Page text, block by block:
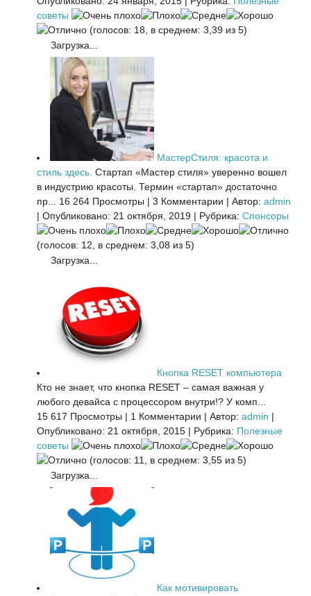
советы
(голосов: 18, в среднем: 3,39 из 5)
Загрузка...
МастерСтиля: красота и
стиль здесь. Стартап «Мастер стиля» уверенно вошел
в индустрию красоты. Термин «стартап» достаточно
пр... 16 264 Просмотры | 3 Комментарии | Автор: admin
| Опубликовано: 21 октября, 2019 | Рубрика: Спонсоры
(голосов: 12, в среднем: 3,08 из 5)
Загрузка...
Кнопка RESET компьютера
Кто не знает, что кнопка RESET – самая важная у
любого девайса с процессором внутри!? У комп...
15 617 Просмотры | 1 Комментарии | Автор: admin |
Опубликовано: 21 октября, 2015 | Рубрика: Полезные
советы
(голосов: 11, в среднем: 3,55 из 5)
Загрузка...
Как мотивировать